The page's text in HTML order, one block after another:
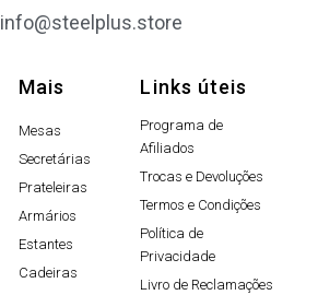
info@steelplus.store
Mais
Mesas
Secretárias
Prateleiras
Armários
Estantes
Cadeiras
Links úteis
Programa de
Afiliados
Trocas e Devoluções
Termos e Condições
Política de
Privacidade
Livro de Reclamações